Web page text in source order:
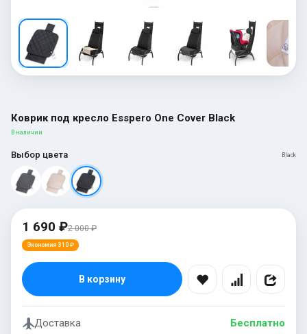
Коврик под кресло Esspero One Cover Black
В наличии
Выбор цвета Black
1 690 ₽2 000 ₽
Экономия 310 ₽
В корзину
Доставка Бесплатно